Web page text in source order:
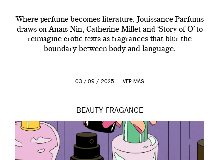
Where perfume becomes literature, Jouissance Parfums
draws on Anaïs Nin, Catherine Millet and ‘Story of O’ to
reimagine erotic texts as fragrances that blur the
boundary between body and language.
03 / 09 / 2025 — VER MÁS
BEAUTY FRAGANCE